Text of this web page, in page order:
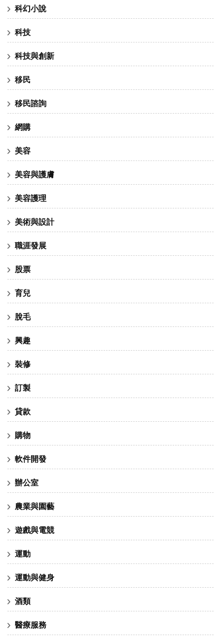
科幻小說
科技
科技與創新
移民
移民諮詢
網購
美容
美容與護膚
美容護理
美術與設計
職涯發展
股票
育兒
脫毛
興趣
裝修
訂製
貸款
購物
軟件開發
辦公室
農業與園藝
遊戲與電競
運動
運動與健身
酒類
醫療服務